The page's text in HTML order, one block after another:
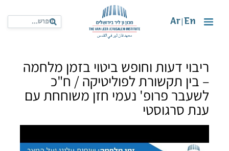
En
Ar
ריבוי דעות וחופש ביטוי בזמן מלחמה
– בין תקשורת לפוליטיקה / ח"כ
לשעבר פרופ' נעמי חזן משוחחת עם
ענת סרגוסטי